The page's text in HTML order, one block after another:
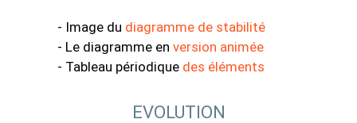
- Image du diagramme de stabilité
- Le diagramme en version animée
- Tableau périodique des éléments
EVOLUTION